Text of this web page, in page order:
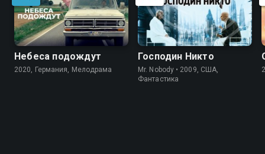
Небеса подождут
2020, Германия, Мелодрама
Господин Никто
Mr. Nobody • 2009, США,
Фантастика